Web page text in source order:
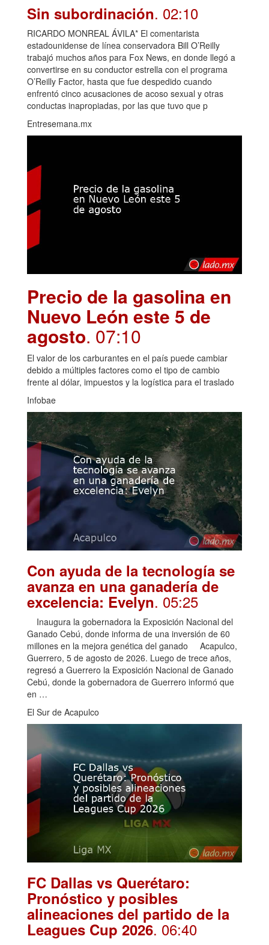
Sin subordinación. 02:10
RICARDO MONREAL ÁVILA* El comentarista
estadounidense de línea conservadora Bill O’Reilly
trabajó muchos años para Fox News, en donde llegó a
convertirse en su conductor estrella con el programa
O’Reilly Factor, hasta que fue despedido cuando
enfrentó cinco acusaciones de acoso sexual y otras
conductas inapropiadas, por las que tuvo que p
Entresemana.mx
Precio de la gasolina en
Nuevo León este 5 de
agosto. 07:10
El valor de los carburantes en el país puede cambiar
debido a múltiples factores como el tipo de cambio
frente al dólar, impuestos y la logística para el traslado
Infobae
Con ayuda de la tecnología se
avanza en una ganadería de
excelencia: Evelyn. 05:25
Inaugura la gobernadora la Exposición Nacional del
Ganado Cebú, donde informa de una inversión de 60
millones en la mejora genética del ganado Acapulco,
Guerrero, 5 de agosto de 2026. Luego de trece años,
regresó a Guerrero la Exposición Nacional de Ganado
Cebú, donde la gobernadora de Guerrero informó que
en …
El Sur de Acapulco
FC Dallas vs Querétaro:
Pronóstico y posibles
alineaciones del partido de la
Leagues Cup 2026. 06:40